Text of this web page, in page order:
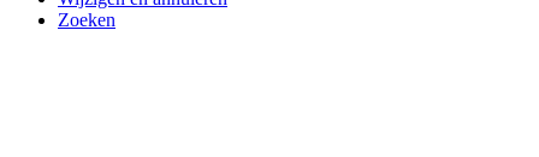
Zoeken